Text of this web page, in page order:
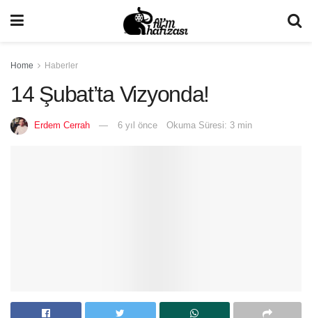
Home Haberler
14 Şubat’ta Vizyonda!
Erdem Cerrah 6 yıl önce Okuma Süresi: 3 min